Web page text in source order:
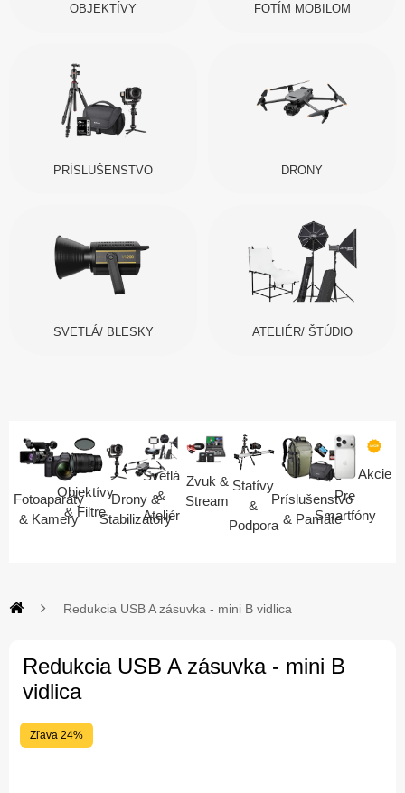
OBJEKTÍVY FOTÍM MOBILOM
PRÍSLUŠENSTVO DRONY
SVETLÁ/ BLESKY ATELIÉR/ ŠTÚDIO
Fotoaparáty
& Kamery
Objektívy
& Filtre
Drony &
Stabilizátory
Svetlá
&
Ateliér
Zvuk &
Stream
Statívy
&
Podpora
Príslušenstvo
& Pamäte
Pre
Smartfóny
Akcie
Redukcia USB A zásuvka - mini B vidlica
Redukcia USB A zásuvka - mini B
vidlica
Zľava 24%